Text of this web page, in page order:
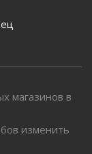
магазинов в
изменить